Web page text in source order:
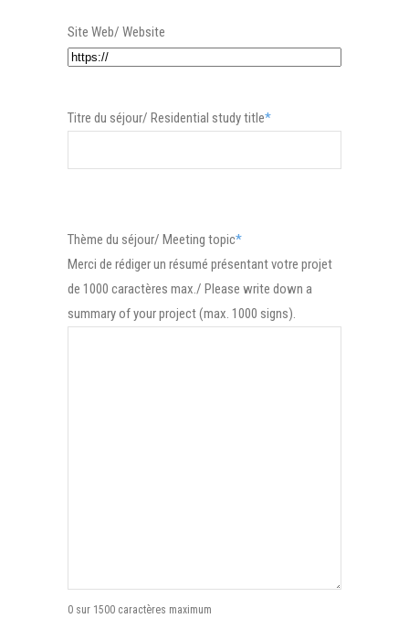
Site Web/ Website
Titre du séjour/ Residential study title*
Thème du séjour/ Meeting topic*
Merci de rédiger un résumé présentant votre projet
de 1000 caractères max./ Please write down a
summary of your project (max. 1000 signs).
0 sur 1500 caractères maximum